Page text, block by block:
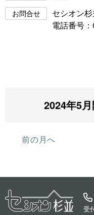
お問合せ
セシオン
電話番号
前の月へ
2024年5
受